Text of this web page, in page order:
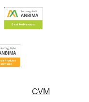
CVM